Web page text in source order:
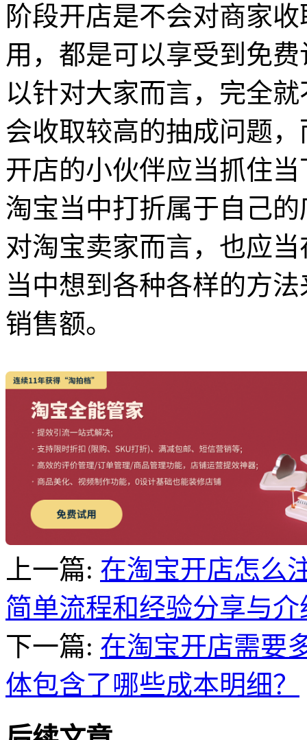
阶段开店是不会对商家
用，都是可以享受到免
以针对大家而言，完全
会收取较高的抽成问题
开店的小伙伴应当抓住
淘宝当中打折属于自己
对淘宝卖家而言，也应
当中想到各种各样的方
销售额。
上一篇: 在淘宝开店怎么
简单流程和经验分享与介
下一篇: 在淘宝开店需要
体包含了哪些成本明细？